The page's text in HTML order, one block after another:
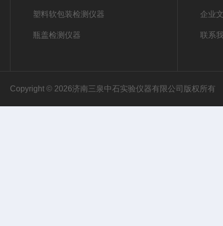
塑料软包装检测仪器
瓶盖检测仪器
企业
联系
Copyright © 2026济南三泉中石实验仪器有限公司版权所有